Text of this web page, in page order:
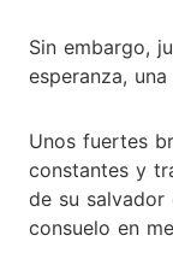
Sin embargo,
esperanza,
Unos fuertes
constantes y
de su
consuelo en